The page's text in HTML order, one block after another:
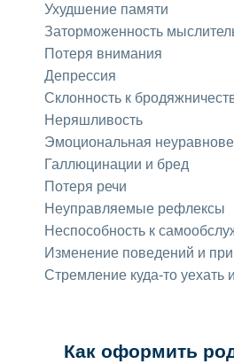
Ухудшение памяти
Заторможенность
Потеря внимания
Депрессия
Склонность к
Неряшливость
Эмоциональная
Галлюцинации и бред
Потеря речи
Неуправляемые рефлексы
Неспособность к
Изменение поведений и
Стремление куда-то уехать
Как оформить